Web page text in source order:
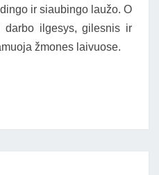
ir siaubingo laužo. O
darbo ilgesys, gilesnis ir
žmones laivuose.